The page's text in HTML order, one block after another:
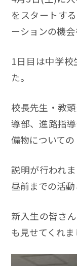
をスタートす
ーションの機会
1日目は中学
た。
校長先生・教
導部、進路指
備物についての
説明が行われ
昼前までの活動
新入生の皆さ
も見せてくれま